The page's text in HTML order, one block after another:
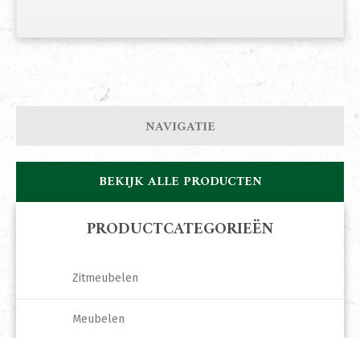
NAVIGATIE
BEKIJK ALLE PRODUCTEN
PRODUCTCATEGORIEËN
Zitmeubelen
Meubelen